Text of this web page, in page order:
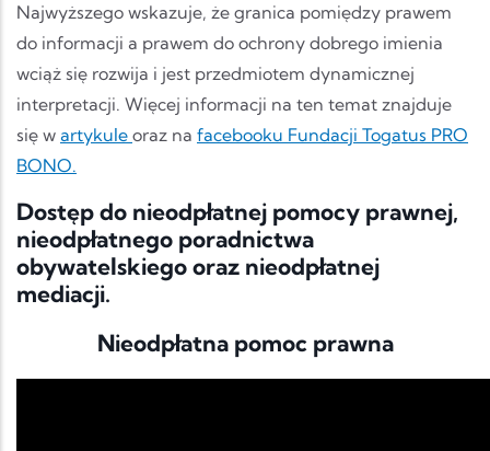
Najwyższego wskazuje, że granica pomiędzy prawem
do informacji a prawem do ochrony dobrego imienia
wciąż się rozwija i jest przedmiotem dynamicznej
interpretacji. Więcej informacji na ten temat znajduje
się w artykule oraz na facebooku Fundacji Togatus PRO
BONO.
Dostęp do nieodpłatnej pomocy prawnej,
nieodpłatnego poradnictwa
obywatelskiego oraz nieodpłatnej
mediacji.
Nieodpłatna pomoc prawna